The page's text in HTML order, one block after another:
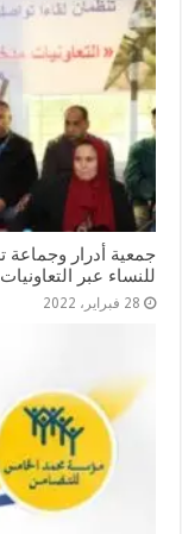
جمعية أدرار وجماعة
للنساء عبر التعاونيات
28 فبراير، 2022